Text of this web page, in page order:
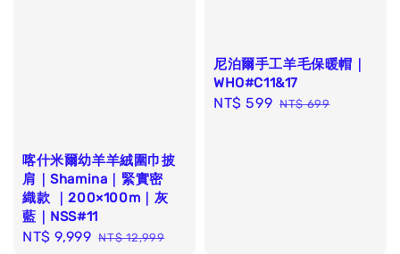
喀什米爾幼羊羊絨圍巾披
肩｜Shamina｜緊實密
織款 ｜200×100m｜灰
藍｜NSS#11
Sale
NT$ 9,999 Regular
NT$ 12,999
尼泊爾手工羊毛保暖帽｜
WHO#C11&17
Sale
NT$ 599 Regular
NT$ 699